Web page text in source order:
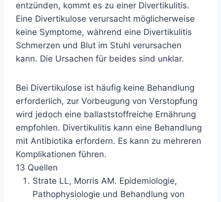
entzünden, kommt es zu einer Divertikulitis.
Eine Divertikulose verursacht möglicherweise
keine Symptome, während eine Divertikulitis
Schmerzen und Blut im Stuhl verursachen
kann. Die Ursachen für beides sind unklar.
Bei Divertikulose ist häufig keine Behandlung
erforderlich, zur Vorbeugung von Verstopfung
wird jedoch eine ballaststoffreiche Ernährung
empfohlen. Divertikulitis kann eine Behandlung
mit Antibiotika erfordern. Es kann zu mehreren
Komplikationen führen.
13 Quellen
Strate LL, Morris AM. Epidemiologie,
Pathophysiologie und Behandlung von